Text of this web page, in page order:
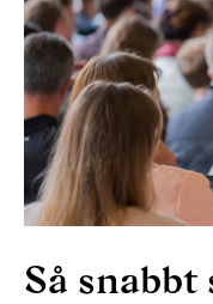
Så snabbt